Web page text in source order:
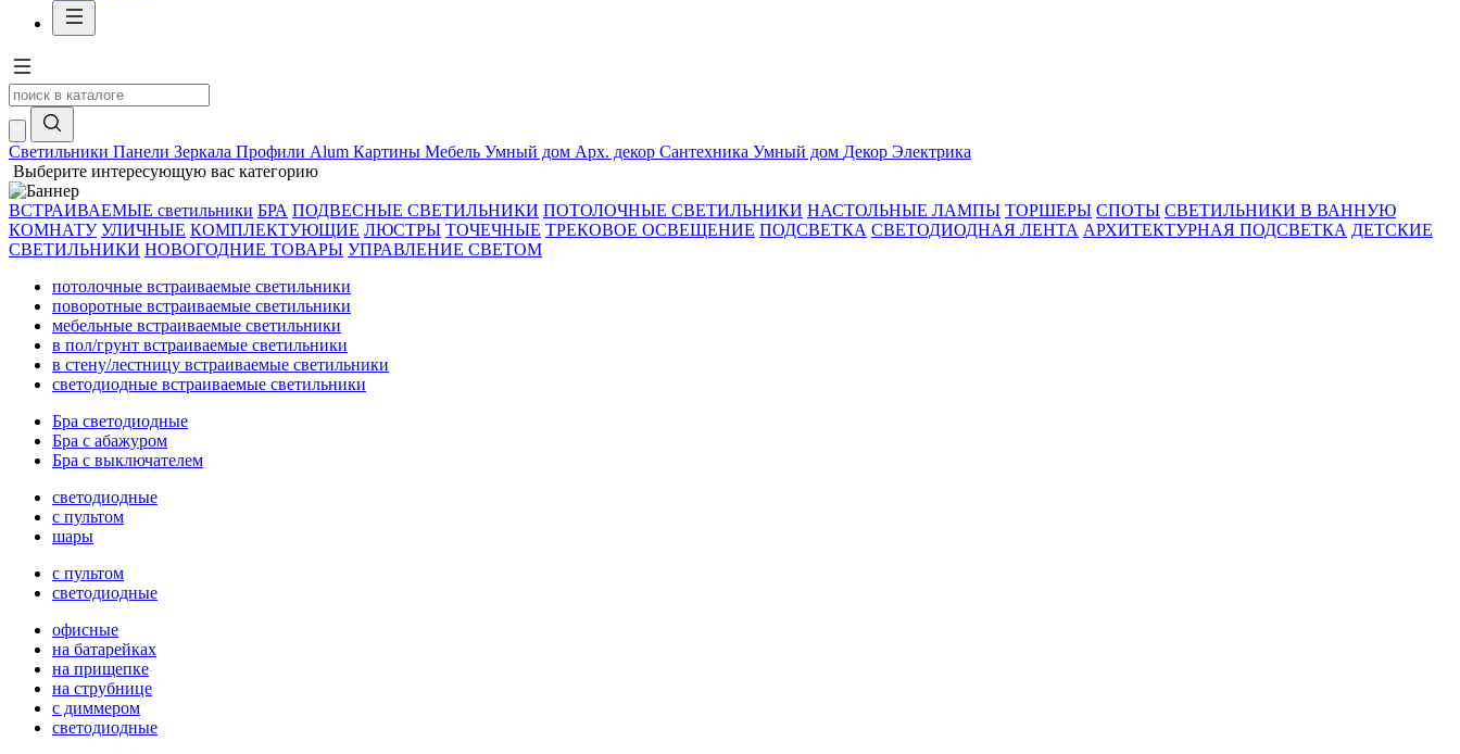
Светильники Панели Зеркала Профили Alum Картины Мебель Умный дом Арх. декор Сантехника Умный дом Декор Электрика
Выберите интересующую вас категорию
ВСТРАИВАЕМЫЕ светильники БРА ПОДВЕСНЫЕ СВЕТИЛЬНИКИ ПОТОЛОЧНЫЕ СВЕТИЛЬНИКИ НАСТОЛЬНЫЕ ЛАМПЫ ТОРШЕРЫ СПОТЫ СВЕТИЛЬНИКИ В ВАННУЮ
КОМНАТУ УЛИЧНЫЕ КОМПЛЕКТУЮЩИЕ ЛЮСТРЫ ТОЧЕЧНЫЕ ТРЕКОВОЕ ОСВЕЩЕНИЕ ПОДСВЕТКА СВЕТОДИОДНАЯ ЛЕНТА АРХИТЕКТУРНАЯ ПОДСВЕТКА ДЕТСКИЕ
СВЕТИЛЬНИКИ НОВОГОДНИЕ ТОВАРЫ УПРАВЛЕНИЕ СВЕТОМ
потолочные встраиваемые светильники
поворотные встраиваемые светильники
мебельные встраиваемые светильники
в пол/грунт встраиваемые светильники
в стену/лестницу встраиваемые светильники
светодиодные встраиваемые светильники
Бра светодиодные
Бра с абажуром
Бра с выключателем
светодиодные
с пультом
шары
с пультом
светодиодные
офисные
на батарейках
на прищепке
на струбнице
с диммером
светодиодные